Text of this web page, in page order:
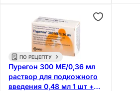
ПО РЕЦЕПТУ
Пурегон 300 МЕ/0,36 мл
раствор для подкожного
введения 0,48 мл 1 шт +